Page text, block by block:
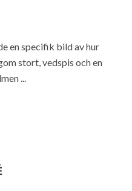
en specifik bild av hur
stort, vedspis och en
...